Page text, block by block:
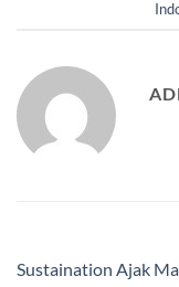
Sustaination Ajak